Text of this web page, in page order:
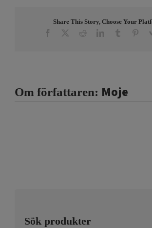
Share This Story, Choose Your
Facebook RedditLinkedInTumblr
Om författaren: Moje
Sök produkter